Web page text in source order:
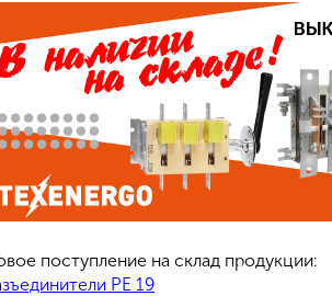
поступление на склад продукции:
РЕ 19